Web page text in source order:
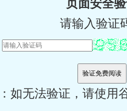
页面安全
请输入验证
如无法验证，请使用